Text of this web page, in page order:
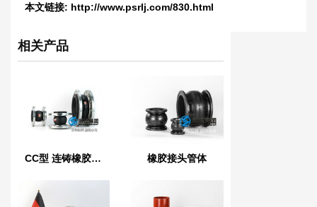
本文链接: http://www.psrlj.com/830.html
相关产品
CC型 连铸橡胶软连接 橡胶接头管体